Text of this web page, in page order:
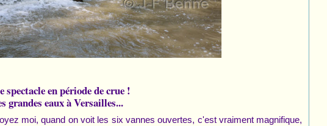
spectacle en période de crue !
grandes eaux à Versailles...
moi, quand on voit les six vannes ouvertes, c'est vraiment magnifique,